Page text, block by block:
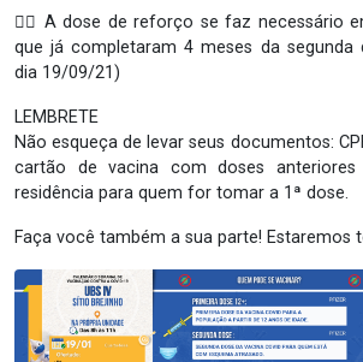
👉🏻 A dose de reforço se faz necessário
que já completaram 4 meses da segunda
dia 19/09/21)
LEMBRETE
Não esqueça de levar seus documentos:
cartão de vacina com doses
residência para quem for tomar a 1ª dose.
Faça você também a sua parte! Estaremos